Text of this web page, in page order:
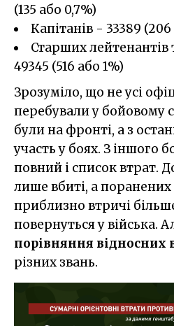
(135 або 0,7%)
Капітанів - 33389 (206
Старших лейтенантів
49345 (516 або 1%)
Зрозуміло, що не усі
перебували у бойовому
були на фронті, а з
участь у боях. З іншого
повний і список втрат.
лише вбиті, а
приблизно втричі
повернуться у війська.
порівняння відносних
різних звань.